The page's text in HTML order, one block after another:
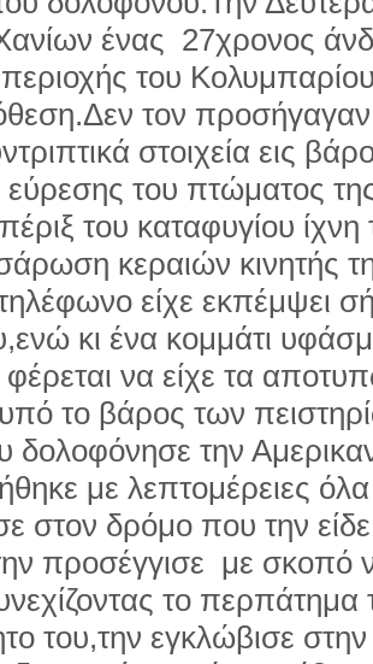
ένας 27χρονος
του
τον προσήγαγαν
στοιχεία εις
του πτώματος
του καταφυγίου
κεραιών κινητής
τηλέφωνο είχε εκπέμψει
κι ένα κομμάτι
να είχε τα
το βάρος των
δολοφόνησε την
με λεπτομέρειες
στον δρόμο που την
προσέγγισε με σκοπό
το
του,την εγκλώβισε